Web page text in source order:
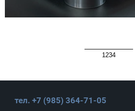
1234
тел. +7 (985) 364-71-05